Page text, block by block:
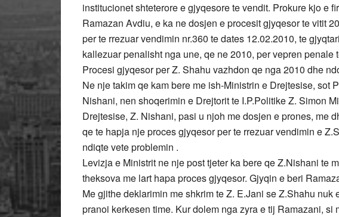
institucionet shteterore e gjyqesore te vendit. Prokure kjo e
Ramazan Avdiu, e ka ne dosjen e procesit gjyqesor te vitit
per te rrezuar vendimin nr.360 te dates 12.02.2010, te
kallezuar penalisht nga une, qe ne 2010, per vepren penale
Procesi gjyqesor per Z. Shahu vazhdon qe nga 2010 dhe
Ne nje takim qe kam bere me ish-Ministrin e Drejtesise, sot
Nishani, nen shoqerimin e Drejtorit te I.P.Politike Z. Simon
Drejtesise, Z. Nishani, pasi u njoh me dosjen e prones, me
qe te hapja nje proces gjyqesor per te rrezuar vendimin e
ndiqte vete problemin .
Levizja e Ministrit ne nje post tjeter ka bere qe Z.Nishani te
theksova me lart hapa proces gjyqesor. Gjyqin e beri
Me gjithe deklarimin me shkrim te Z. E.Jani se Z.Shahu nuk
pranoi kerkesen time. Kur dolem nga zyra e tij Ramazani,